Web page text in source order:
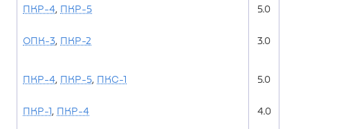
ПКР-4, ПКР-5 5.0
ОПК-3, ПКР-2 3.0
ПКР-4, ПКР-5, ПКС-1 5.0
ПКР-1, ПКР-4 4.0